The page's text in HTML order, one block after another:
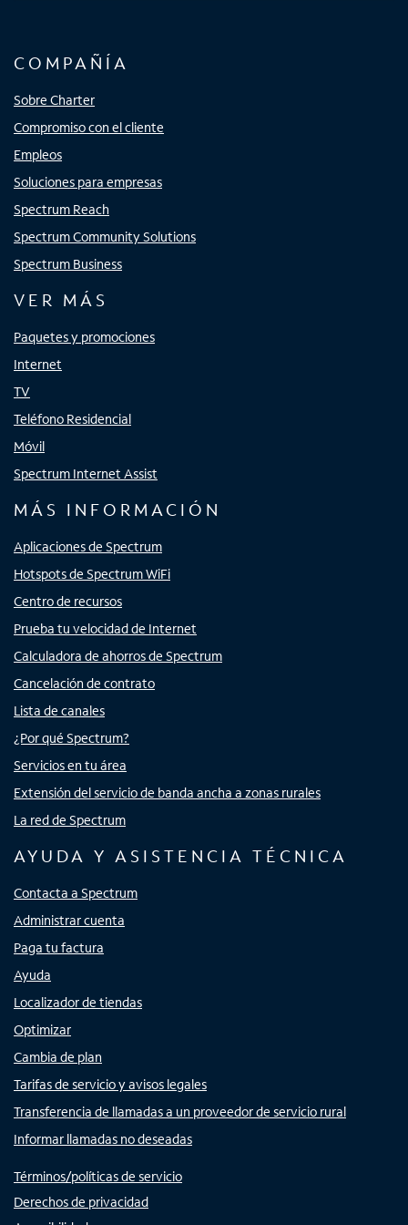
COMPAÑÍA
Sobre Charter
Compromiso con el cliente
Empleos
Soluciones para empresas
Spectrum Reach
Spectrum Community Solutions
Spectrum Business
VER MÁS
Paquetes y promociones
Internet
TV
Teléfono Residencial
Móvil
Spectrum Internet Assist
MÁS INFORMACIÓN
Aplicaciones de Spectrum
Hotspots de Spectrum WiFi
Centro de recursos
Prueba tu velocidad de Internet
Calculadora de ahorros de Spectrum
Cancelación de contrato
Lista de canales
¿Por qué Spectrum?
Servicios en tu área
Extensión del servicio de banda ancha a zonas rurales
La red de Spectrum
AYUDA Y ASISTENCIA TÉCNICA
Contacta a Spectrum
Administrar cuenta
Paga tu factura
Ayuda
Localizador de tiendas
Optimizar
Cambia de plan
Tarifas de servicio y avisos legales
Transferencia de llamadas a un proveedor de servicio rural
Informar llamadas no deseadas
Términos/políticas de servicio
Derechos de privacidad